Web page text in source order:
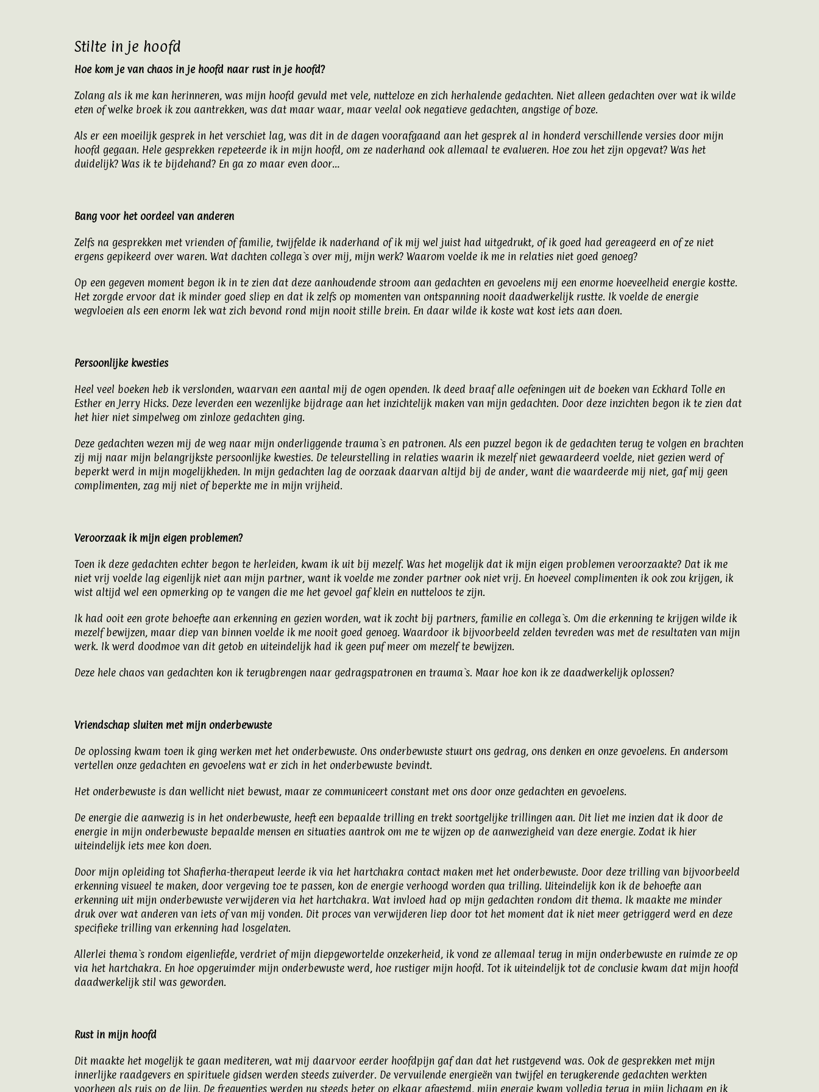
Stilte in je hoofd
Hoe kom je van chaos in je hoofd naar rust in je hoofd?
Zolang als ik me kan herinneren, was mijn hoofd gevuld met vele, nutteloze en zich herhalende gedachten. Niet alleen gedachten over wat ik wilde
eten of welke broek ik zou aantrekken, was dat maar waar, maar veelal ook negatieve gedachten, angstige of boze.
Als er een moeilijk gesprek in het verschiet lag, was dit in de dagen voorafgaand aan het gesprek al in honderd verschillende versies door mijn
hoofd gegaan. Hele gesprekken repeteerde ik in mijn hoofd, om ze naderhand ook allemaal te evalueren. Hoe zou het zijn opgevat? Was het
duidelijk? Was ik te bijdehand? En ga zo maar even door…
Bang voor het oordeel van anderen
Zelfs na gesprekken met vrienden of familie, twijfelde ik naderhand of ik mij wel juist had uitgedrukt, of ik goed had gereageerd en of ze niet
ergens gepikeerd over waren. Wat dachten collega`s over mij, mijn werk? Waarom voelde ik me in relaties niet goed genoeg?
Op een gegeven moment begon ik in te zien dat deze aanhoudende stroom aan gedachten en gevoelens mij een enorme hoeveelheid energie kostte.
Het zorgde ervoor dat ik minder goed sliep en dat ik zelfs op momenten van ontspanning nooit daadwerkelijk rustte. Ik voelde de energie
wegvloeien als een enorm lek wat zich bevond rond mijn nooit stille brein. En daar wilde ik koste wat kost iets aan doen.
Persoonlijke kwesties
Heel veel boeken heb ik verslonden, waarvan een aantal mij de ogen openden. Ik deed braaf alle oefeningen uit de boeken van Eckhard Tolle en
Esther en Jerry Hicks. Deze leverden een wezenlijke bijdrage aan het inzichtelijk maken van mijn gedachten. Door deze inzichten begon ik te zien dat
het hier niet simpelweg om zinloze gedachten ging.
Deze gedachten wezen mij de weg naar mijn onderliggende trauma`s en patronen. Als een puzzel begon ik de gedachten terug te volgen en brachten
zij mij naar mijn belangrijkste persoonlijke kwesties. De teleurstelling in relaties waarin ik mezelf niet gewaardeerd voelde, niet gezien werd of
beperkt werd in mijn mogelijkheden. In mijn gedachten lag de oorzaak daarvan altijd bij de ander, want die waardeerde mij niet, gaf mij geen
complimenten, zag mij niet of beperkte me in mijn vrijheid.
Veroorzaak ik mijn eigen problemen?
Toen ik deze gedachten echter begon te herleiden, kwam ik uit bij mezelf. Was het mogelijk dat ik mijn eigen problemen veroorzaakte? Dat ik me
niet vrij voelde lag eigenlijk niet aan mijn partner, want ik voelde me zonder partner ook niet vrij. En hoeveel complimenten ik ook zou krijgen, ik
wist altijd wel een opmerking op te vangen die me het gevoel gaf klein en nutteloos te zijn.
Ik had ooit een grote behoefte aan erkenning en gezien worden, wat ik zocht bij partners, familie en collega`s. Om die erkenning te krijgen wilde ik
mezelf bewijzen, maar diep van binnen voelde ik me nooit goed genoeg. Waardoor ik bijvoorbeeld zelden tevreden was met de resultaten van mijn
werk. Ik werd doodmoe van dit getob en uiteindelijk had ik geen puf meer om mezelf te bewijzen.
Deze hele chaos van gedachten kon ik terugbrengen naar gedragspatronen en trauma`s. Maar hoe kon ik ze daadwerkelijk oplossen?
Vriendschap sluiten met mijn onderbewuste
De oplossing kwam toen ik ging werken met het onderbewuste. Ons onderbewuste stuurt ons gedrag, ons denken en onze gevoelens. En andersom
vertellen onze gedachten en gevoelens wat er zich in het onderbewuste bevindt.
Het onderbewuste is dan wellicht niet bewust, maar ze communiceert constant met ons door onze gedachten en gevoelens.
De energie die aanwezig is in het onderbewuste, heeft een bepaalde trilling en trekt soortgelijke trillingen aan. Dit liet me inzien dat ik door de
energie in mijn onderbewuste bepaalde mensen en situaties aantrok om me te wijzen op de aanwezigheid van deze energie. Zodat ik hier
uiteindelijk iets mee kon doen.
Door mijn opleiding tot Shafierha-therapeut leerde ik via het hartchakra contact maken met het onderbewuste. Door deze trilling van bijvoorbeeld
erkenning visueel te maken, door vergeving toe te passen, kon de energie verhoogd worden qua trilling. Uiteindelijk kon ik de behoefte aan
erkenning uit mijn onderbewuste verwijderen via het hartchakra. Wat invloed had op mijn gedachten rondom dit thema. Ik maakte me minder
druk over wat anderen van iets of van mij vonden. Dit proces van verwijderen liep door tot het moment dat ik niet meer getriggerd werd en deze
specifieke trilling van erkenning had losgelaten.
Allerlei thema`s rondom eigenliefde, verdriet of mijn diepgewortelde onzekerheid, ik vond ze allemaal terug in mijn onderbewuste en ruimde ze op
via het hartchakra. En hoe opgeruimder mijn onderbewuste werd, hoe rustiger mijn hoofd. Tot ik uiteindelijk tot de conclusie kwam dat mijn hoofd
daadwerkelijk stil was geworden.
Rust in mijn hoofd
Dit maakte het mogelijk te gaan mediteren, wat mij daarvoor eerder hoofdpijn gaf dan dat het rustgevend was. Ook de gesprekken met mijn
innerlijke raadgevers en spirituele gidsen werden steeds zuiverder. De vervuilende energieën van twijfel en terugkerende gedachten werkten
voorheen als ruis op de lijn. De frequenties werden nu steeds beter op elkaar afgestemd, mijn energie kwam volledig terug in mijn lichaam en ik